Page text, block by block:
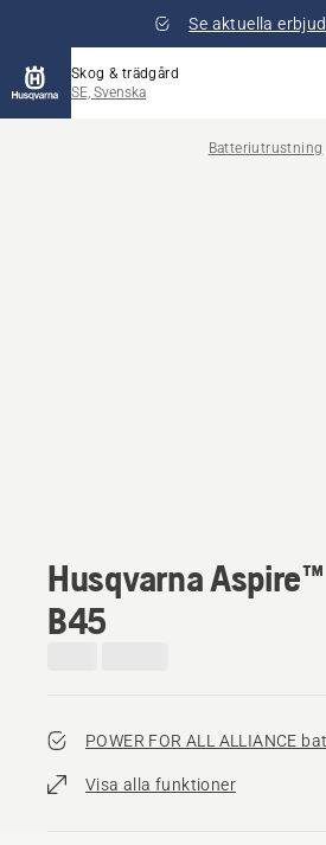
Se aktuella
Skog & trädgård
SE, Svenska
Batteriutrustning
Husqvarna
B45
POWER FOR ALL ALLIANCE
Visa alla funktioner